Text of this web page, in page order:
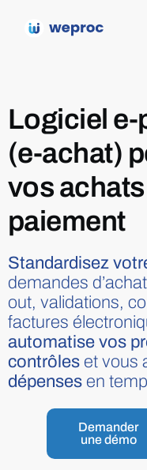
Logiciel
(e-achat)
vos
paiement
Standardisez
demandes
out, validations,
factures
automatise vos
contrôles et vous
dépenses en
Demander
une démo